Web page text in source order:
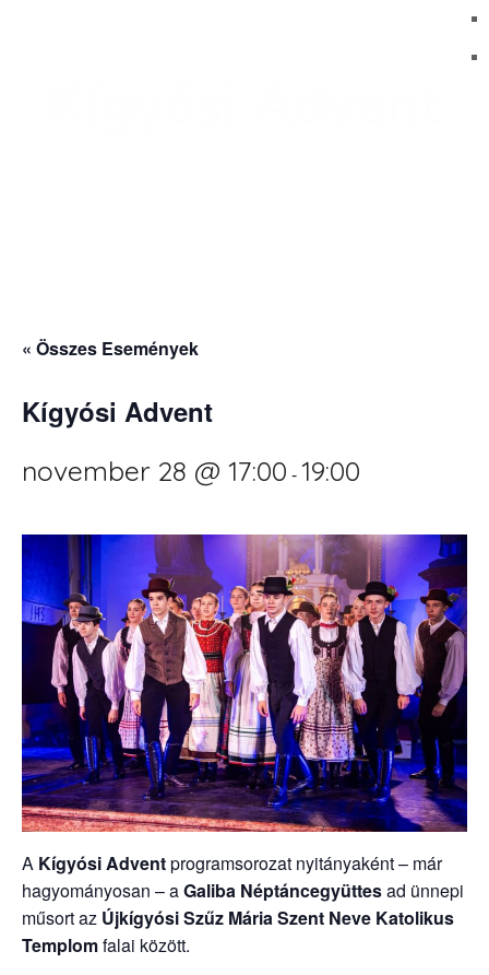
« Összes Események
Kígyósi Advent
november 28 @ 17:00 -19:00
A Kígyósi Adventprogramsorozat nyitányaként – már
hagyományosan – aGaliba Néptáncegyüttesad ünnepi
műsort az Újkígyósi Szűz Mária Szent Neve Katolikus
Templomfalai között.